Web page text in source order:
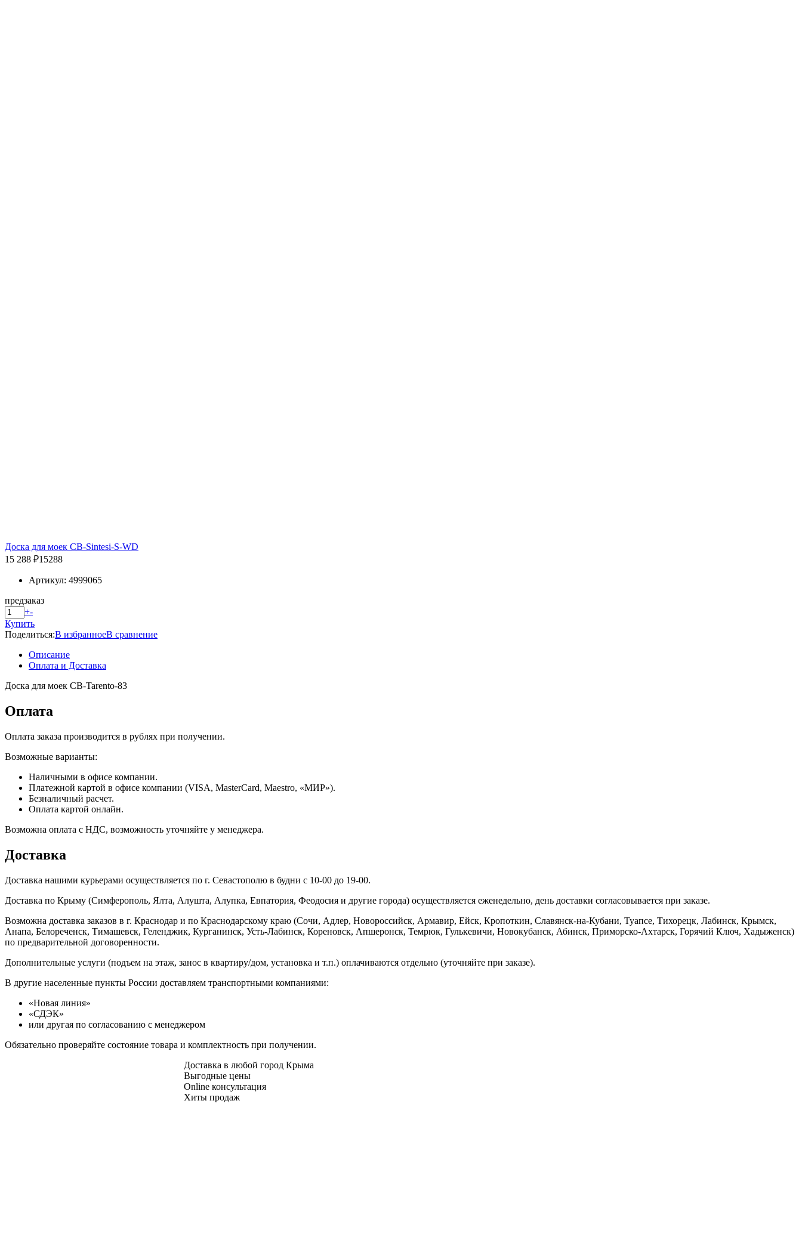
Доска для моек CB-Sintesi-S-WD
15 288 ₽15288
Артикул: 4999065
предзаказ
+-
Купить
Поделиться:В избранноеВ сравнение
Описание
Оплата и Доставка
Доска для моек CB-Tarento-83
Оплата
Оплата заказа производится в рублях при получении.
Возможные варианты:
Наличными в офисе компании.
Платежной картой в офисе компании (VISA, MasterCard, Maestro, «МИР»).
Безналичный расчет.
Оплата картой онлайн.
Возможна оплата с НДС, возможность уточняйте у менеджера.
Доставка
Доставка нашими курьерами осуществляется по г. Севастополю в будни с 10-00 до 19-00.
Доставка по Крыму (Симферополь, Ялта, Алушта, Алупка, Евпатория, Феодосия и другие города) осуществляется еженедельно, день доставки согласовывается при заказе.
Возможна доставка заказов в г. Краснодар и по Краснодарскому краю (Сочи, Адлер, Новороссийск, Армавир, Ейск, Кропоткин, Славянск-на-Кубани, Туапсе, Тихорецк, Лабинск, Крымск,
Анапа, Белореченск, Тимашевск, Геленджик, Курганинск, Усть-Лабинск, Кореновск, Апшеронск, Темрюк, Гулькевичи, Новокубанск, Абинск, Приморско-Ахтарск, Горячий Ключ, Хадыженск)
по предварительной договоренности.
Дополнительные услуги (подъем на этаж, занос в квартиру/дом, установка и т.п.) оплачиваются отдельно (уточняйте при заказе).
В другие населенные пункты России доставляем транспортными компаниями:
«Новая линия»
«СДЭК»
или другая по согласованию с менеджером
Обязательно проверяйте состояние товара и комплектность при получении.
Доставка в любой город Крыма
Выгодные цены
Online консультация
Хиты продаж